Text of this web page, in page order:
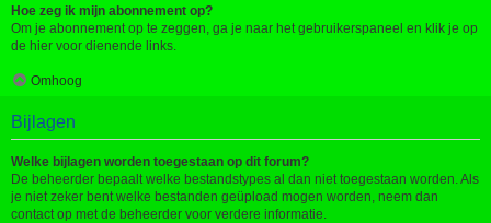
Hoe zeg ik mijn abonnement op?
Om je abonnement op te zeggen, ga je naar het gebruikerspaneel en klik je op
de hier voor dienende links.
Omhoog
Bijlagen
Welke bijlagen worden toegestaan op dit forum?
De beheerder bepaalt welke bestandstypes al dan niet toegestaan worden. Als
je niet zeker bent welke bestanden geüpload mogen worden, neem dan
contact op met de beheerder voor verdere informatie.